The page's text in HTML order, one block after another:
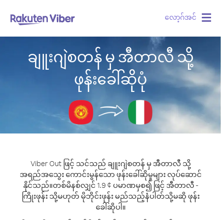
လော့ဂ်အင်
ချူးဂျဲစတန် မှ အီတာလီ သို့
ဖုန်းခေါ်ဆိုပုံ
Viber Out ဖြင့် သင်သည် ချူးဂျဲစတန် မှ အီတာလီ သို့
အရည်အသွေး ကောင်းမွန်သော ဖုန်းခေါ်ဆိုမှုများ လုပ်ဆောင်
နိုင်သည်။တစ်မိနစ်လျှင် 1.9 ¢ ပမာဏမှစ၍ ဖြင့် အီတာလီ -
ကြိုးဖုန်း သို့မဟုတ် မိုဘိုင်းဖုန်း မည်သည့်နံပါတ်သို့မဆို ဖုန်း
ခေါ်ဆိုပါ။